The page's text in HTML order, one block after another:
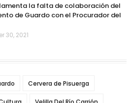
la falta de colaboración del
de Guardo con el Procurador del
30, 2021
Cervera de Pisuerga